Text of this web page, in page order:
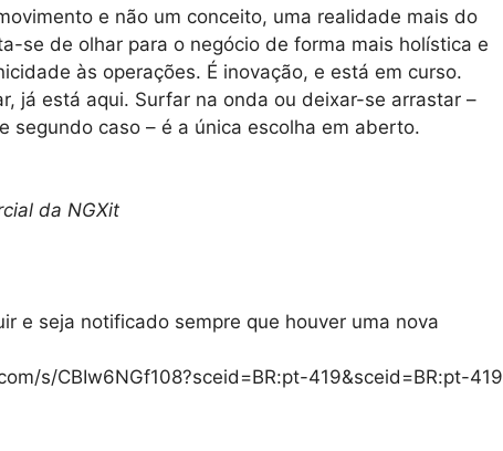
e não um conceito, uma realidade mais do
se de olhar para o negócio de forma mais holística e
às operações. É inovação, e está em curso.
já está aqui. Surfar na onda ou deixar-se arrastar –
segundo caso – é a única escolha em aberto.
da NGXit
e seja notificado sempre que houver uma nova
s/CBIw6NGf108?sceid=BR:pt-419&sceid=BR:pt-419